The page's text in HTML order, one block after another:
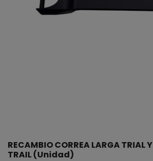
RECAMBIO CORREA LARGA TRIAL Y
TRAIL (Unidad)